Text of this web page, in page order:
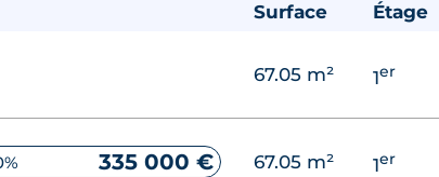
Surface Étage
67.05 m² 1er
335 000 € 67.05 m² 1er